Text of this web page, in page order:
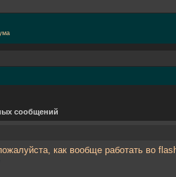
сообщений
как вообще работать во